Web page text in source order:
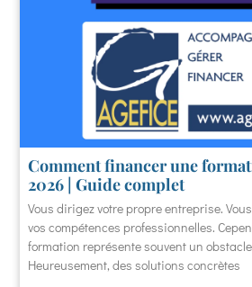
Comment financer une
2026 | Guide complet
Vous dirigez votre propre entreprise.
vos compétences professionnelles.
formation représente souvent un
Heureusement, des solutions concrètes